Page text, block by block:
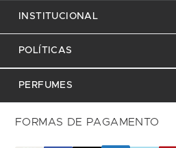
INSTITUCIONAL
POLÍTICAS
PERFUMES
FORMAS DE PAGAMENTO